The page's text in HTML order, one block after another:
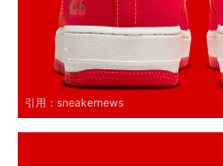
引用： sneakernews